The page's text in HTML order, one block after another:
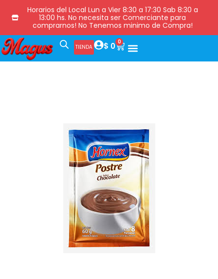
Horarios del Local Lun a Vier 8:30 a 17:30 Sab 8:30 a
13:00 hs. No necesita ser Comerciante para
comprarnos! No Tenemos minimo de Compra!
TIENDA $ 0 0